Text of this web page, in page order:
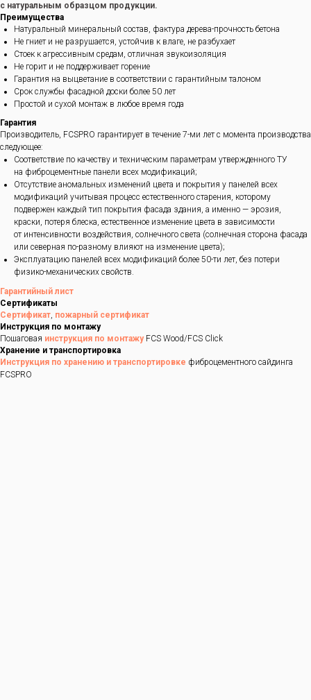
с натуральным образцом продукции.
Преимущества
Натуральный минеральный состав, фактура дерева-прочность бетона
Не гниет и не разрушается, устойчив к влаге, не разбухает
Стоек к агрессивным средам, отличная звукоизоляция
Не горит и не поддерживает горение
Гарантия на выцветание в соответствии с гарантийным талоном
Срок службы фасадной доски более 50 лет
Простой и сухой монтаж в любое время года
Гарантия
Производитель, FCSPRO гарантирует в течение 7-ми лет с момента производства
следующее:
Соответствие по качеству и техническим параметрам утвержденного ТУ
на фиброцементные панели всех модификаций;
Отсутствие аномальных изменений цвета и покрытия у панелей всех
модификаций учитывая процесс естественного старения, которому
подвержен каждый тип покрытия фасада здания, а именно — эрозия,
краски, потеря блеска, естественное изменение цвета в зависимости
от интенсивности воздействия, солнечного света (солнечная сторона фасада
или северная по-разному влияют на изменение цвета);
Эксплуатацию панелей всех модификаций более 50-ти лет, без потери
физико-механических свойств.
Гарантийный лист
Сертификаты
Сертификат, пожарный сертификат
Инструкция по монтажу
Пошаговая инструкция по монтажуFCS Wood/FCS Click
Хранение и транспортировка
Инструкция по хранению и транспортировке фиброцементного сайдинга
FCSPRO